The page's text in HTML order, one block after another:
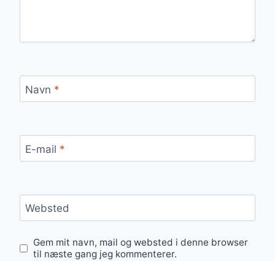
Navn *
E-mail *
Websted
Gem mit navn, mail og websted i denne browser
til næste gang jeg kommenterer.